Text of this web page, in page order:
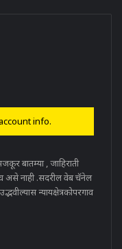
info.
बातम्या , जाहिराती
असे नाही .सदरील वेब चॅनेल
न्यायक्षेत्रकोपरगाव